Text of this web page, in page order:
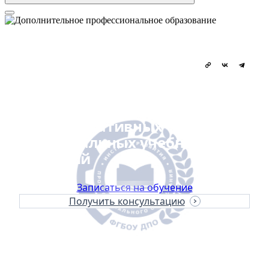
коммуникативных
универсальных учебных
действий
Записаться на обучение
Получить консультацию
Продолжительность